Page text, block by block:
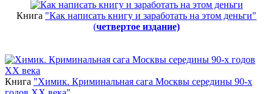
Книга "Как написать книгу и заработать на этом деньги"
(четвертое издание)
Книга "Химик. Криминальная сага Москвы середины 90-х